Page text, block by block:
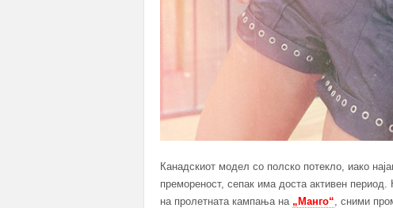
Канадскиот модел со полско потекло, иако
премореност, сепак има доста активен
на пролетната кампања на „Манго“ , сними